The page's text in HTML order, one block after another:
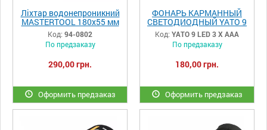
Ліхтар водонепроникний
MASTERTOOL 180х55 мм
CREE LED IP66 2xAA
PP+PVC 94-0802
Код: 94-0802
По предзаказу
290,00 грн.
Оформить предзаказ
ФОНАРЬ КАРМАННЫЙ
СВЕТОДИОДНЫЙ YATO 9
LED 3 X ААА
Код: YATO 9 LED 3 X ААА
По предзаказу
180,00 грн.
Оформить предзаказ